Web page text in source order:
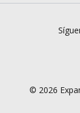
© 2026